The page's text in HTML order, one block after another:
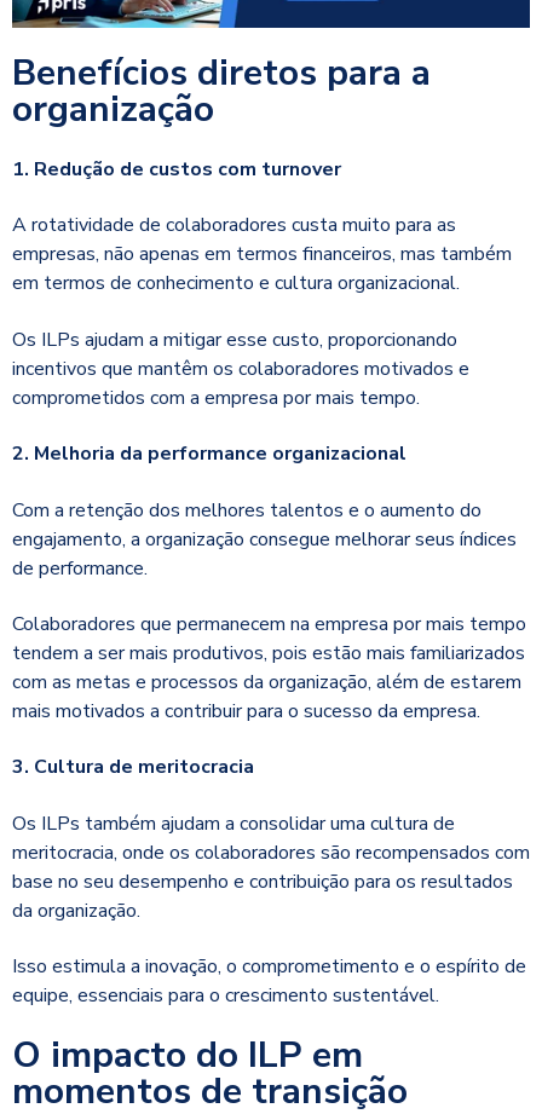
Benefícios diretos para a
organização
1. Redução de custos com turnover
A rotatividade de colaboradores custa muito para as
empresas, não apenas em termos financeiros, mas também
em termos de conhecimento e cultura organizacional.
Os ILPs ajudam a mitigar esse custo, proporcionando
incentivos que mantêm os colaboradores motivados e
comprometidos com a empresa por mais tempo.
2. Melhoria da performance organizacional
Com a retenção dos melhores talentos e o aumento do
engajamento, a organização consegue melhorar seus índices
de performance.
Colaboradores que permanecem na empresa por mais tempo
tendem a ser mais produtivos, pois estão mais familiarizados
com as metas e processos da organização, além de estarem
mais motivados a contribuir para o sucesso da empresa.
3. Cultura de meritocracia
Os ILPs também ajudam a consolidar uma cultura de
meritocracia, onde os colaboradores são recompensados com
base no seu desempenho e contribuição para os resultados
da organização.
Isso estimula a inovação, o comprometimento e o espírito de
equipe, essenciais para o crescimento sustentável.
O impacto do ILP em
momentos de transição